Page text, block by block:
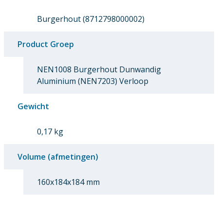
Burgerhout (8712798000002)
Product Groep
NEN1008 Burgerhout Dunwandig
Aluminium (NEN7203) Verloop
Gewicht
0,17 kg
Volume (afmetingen)
160x184x184 mm